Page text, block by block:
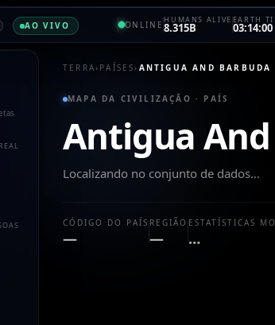
AO VIVO ONLINE HUMANS ALIVE
8.315B
EARTH
03:14:00
TERRA› PAÍSES› ANTIGUA AND BARBUDA
MAPA DA CIVILIZAÇÃO · PAÍS
Antigua
Localizando no conjunto de dados…
CÓDIGO DO PAÍS
—
REGIÃO
—
ESTATÍSTICAS
…